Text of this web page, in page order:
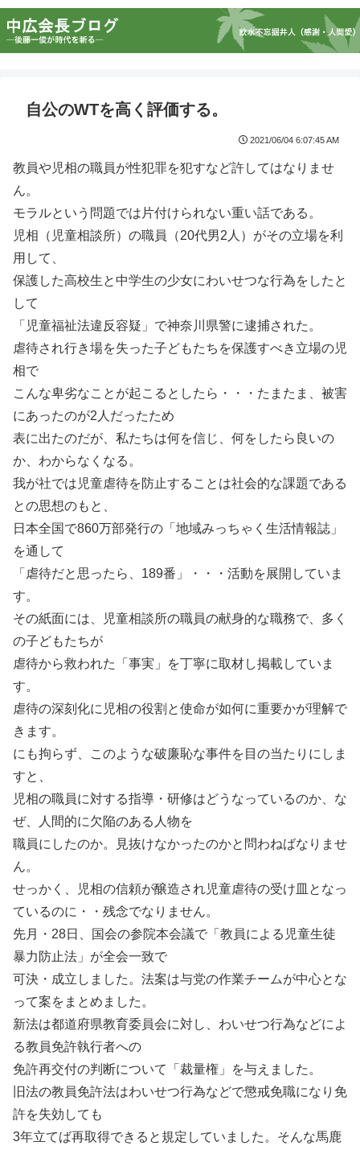
自公のWTを高く評価する。
2021/06/04 6:07:45 AM
教員や児相の職員が性犯罪を犯すなど許してはなりませ
ん。
モラルという問題では片付けられない重い話である。
児相（児童相談所）の職員（20代男2人）がその立場を利
用して、
保護した高校生と中学生の少女にわいせつな行為をしたと
して
「児童福祉法違反容疑」で神奈川県警に逮捕された。
虐待され行き場を失った子どもたちを保護すべき立場の児
相で
こんな卑劣なことが起こるとしたら・・・たまたま、被害
にあったのが2人だったため
表に出たのだが、私たちは何を信じ、何をしたら良いの
か、わからなくなる。
我が社では児童虐待を防止することは社会的な課題である
との思想のもと、
日本全国で860万部発行の「地域みっちゃく生活情報誌」
を通して
「虐待だと思ったら、189番」・・・活動を展開していま
す。
その紙面には、児童相談所の職員の献身的な職務で、多く
の子どもたちが
虐待から救われた「事実」を丁寧に取材し掲載していま
す。
虐待の深刻化に児相の役割と使命が如何に重要かが理解で
きます。
にも拘らず、このような破廉恥な事件を目の当たりにしま
すと、
児相の職員に対する指導・研修はどうなっているのか、な
ぜ、人間的に欠陥のある人物を
職員にしたのか。見抜けなかったのかと問わねばなりませ
ん。
せっかく、児相の信頼が醸造され児童虐待の受け皿となっ
ているのに・・残念でなりません。
先月・28日、国会の参院本会議で「教員による児童生徒
暴力防止法」が全会一致で
可決・成立しました。法案は与党の作業チームが中心とな
って案をまとめました。
新法は都道府県教育委員会に対し、わいせつ行為などによ
る教員免許執行者への
免許再交付の判断について「裁量権」を与えました。
旧法の教員免許法はわいせつ行為などで懲戒免職になり免
許を失効しても
3年立てば再取得できると規定していました。そんな馬鹿